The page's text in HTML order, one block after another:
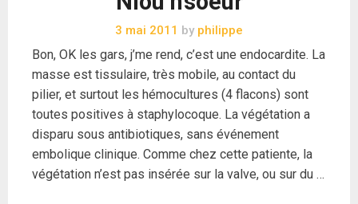
3 mai 2011 by philippe
Bon, OK les gars, j’me rend, c’est une endocardite. La
masse est tissulaire, très mobile, au contact du
pilier, et surtout les hémocultures (4 flacons) sont
toutes positives à staphylocoque. La végétation a
disparu sous antibiotiques, sans événement
embolique clinique. Comme chez cette patiente, la
végétation n’est pas insérée sur la valve, ou sur du …